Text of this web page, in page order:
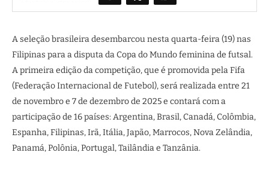
A seleção brasileira desembarcou nesta quarta-feira (19) nas
Filipinas para a disputa da Copa do Mundo feminina de futsal.
A primeira edição da competição, que é promovida pela Fifa
(Federação Internacional de Futebol), será realizada entre 21
de novembro e 7 de dezembro de 2025 e contará com a
participação de 16 países: Argentina, Brasil, Canadá, Colômbia,
Espanha, Filipinas, Irã, Itália, Japão, Marrocos, Nova Zelândia,
Panamá, Polônia, Portugal, Tailândia e Tanzânia.